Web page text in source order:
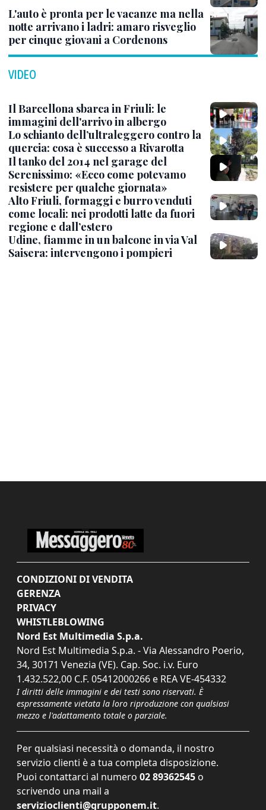
L'auto è pronta per le vacanze ma nella
notte arrivano i ladri: amaro risveglio
per cinque giovani a Cordenons
VIDEO
Il Barcellona sbarca in Friuli: le
immagini dell'arrivo in albergo
Lo schianto dell’ultraleggero contro la
quercia: cosa è successo a Rivarotta
Il tanko del 2014 nel garage del
Serenissimo: «Ecco come potevamo
resistere per qualche giornata»
Alto Friuli, formaggi e burro venduti
come locali: nei prodotti latte da fuori
regione e dall’estero
Udine, fiamme in un balcone in via Val
Saisera: intervengono i pompieri
CONDIZIONI DI VENDITA
GERENZA
PRIVACY
WHISTLEBLOWING
Nord Est Multimedia S.p.a.
Nord Est Multimedia S.p.a. - Via Alessandro Poerio,
34, 30171 Venezia (VE). Cap. Soc. i.v. Euro
1.432.522,00 C.F. 05412000266 e REA VE-454332
I diritti delle immagini e dei testi sono riservati. È
espressamente vietata la loro riproduzione con qualsiasi
mezzo e l'adattamento totale o parziale.
Per qualsiasi necessità o domanda, il nostro
servizio clienti è a tua completa disposizione.
Puoi contattarci al numero 02 89362545 o
scrivendo una mail a
servizioclienti@grupponem.it.